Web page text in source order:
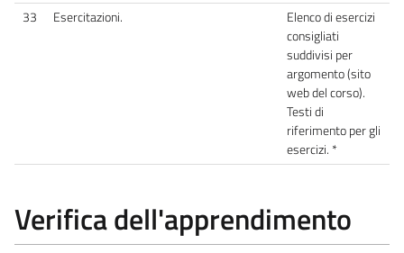
33 Esercitazioni.
Elenco di esercizi
consigliati
suddivisi per
argomento (sito
web del corso).
Testi di
riferimento per gli
esercizi. *
Verifica dell'apprendimento